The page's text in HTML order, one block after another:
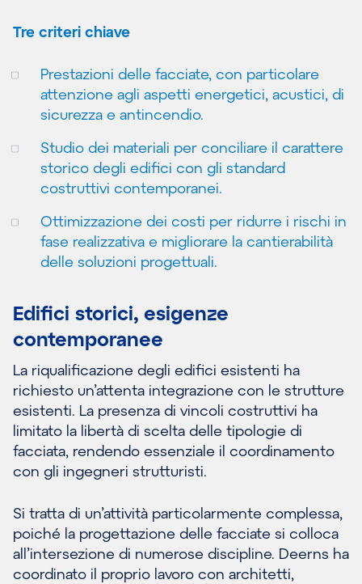
Tre criteri chiave
Prestazioni delle facciate, con particolare
attenzione agli aspetti energetici, acustici, di
sicurezza e antincendio.
Studio dei materiali per conciliare il carattere
storico degli edifici con gli standard
costruttivi contemporanei.
Ottimizzazione dei costi per ridurre i rischi in
fase realizzativa e migliorare la cantierabilità
delle soluzioni progettuali.
Edifici storici, esigenze
contemporanee
La riqualificazione degli edifici esistenti ha
richiesto un’attenta integrazione con le strutture
esistenti. La presenza di vincoli costruttivi ha
limitato la libertà di scelta delle tipologie di
facciata, rendendo essenziale il coordinamento
con gli ingegneri strutturisti.
Si tratta di un’attività particolarmente complessa,
poiché la progettazione delle facciate si colloca
all’intersezione di numerose discipline. Deerns ha
coordinato il proprio lavoro con architetti,